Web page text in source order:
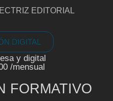
EDITORIAL
DIGITAL
y digital
/mensual
FORMATIVO